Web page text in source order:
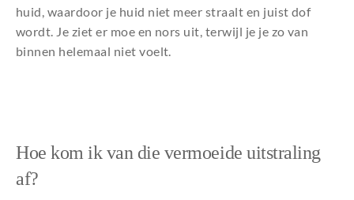
huid, waardoor je huid niet meer straalt en juist dof
wordt. Je ziet er moe en nors uit, terwijl je je zo van
binnen helemaal niet voelt.
Hoe kom ik van die vermoeide uitstraling
af?